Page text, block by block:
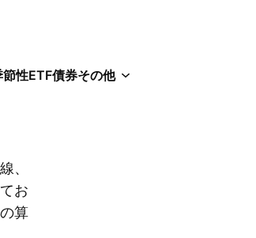
節性ETF債券その他
、
お
算